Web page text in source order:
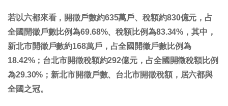
若以六都來看，開徵戶數約635萬戶、稅額約830億元，占
全國開徵戶數比例為69.68%、稅額比例為83.34%，其中，
新北市開徵戶數約168萬戶，占全國開徵戶數比例為
18.42%；台北市開徵稅額約292億元，占全國開徵稅額比例
為29.30%；新北市開徵戶數、台北市開徵稅額，居六都與
全國之冠。